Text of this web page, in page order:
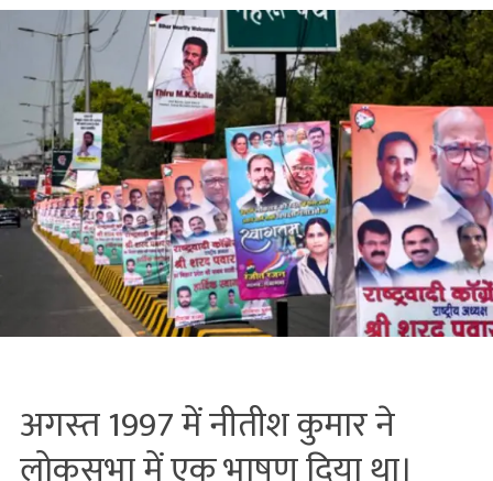
अगस्‍त 1997 में नीतीश कुमार ने